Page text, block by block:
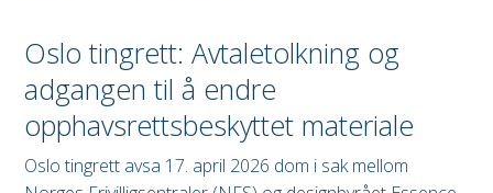
Oslo tingrett: Avtaletolkning og
adgangen til å endre
opphavsrettsbeskyttet materiale
Oslo tingrett avsa 17. april 2026 dom i sak mellom